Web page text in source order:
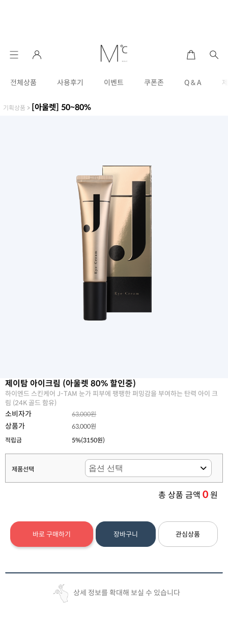
전체상품 사용후기 이벤트 쿠폰존 Q & A
기획상품 > [아울렛] 50~80%
제이탐 아이크림 (아울렛 80% 할인중)
하이엔드 스킨케어 J-TAM 눈가 피부에 팽팽한 퍼밍감을 부여하는 탄력 아이 크
림 (24K 골드 함유)
소비자가 63,000원
상품가
63,000원
적립금
5%(3150원)
제품선택
총 상품 금액 0원
바로 구매하기 장바구니 관심상품
상세 정보를 확대해 보실 수 있습니다